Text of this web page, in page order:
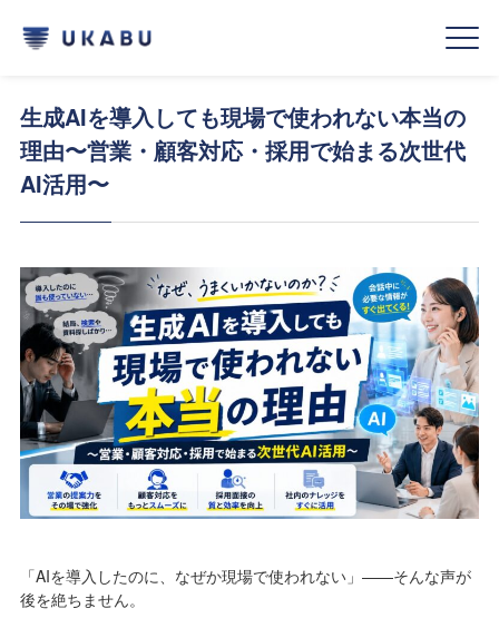
生成AIを導入しても現場で使われない本当の
理由〜営業・顧客対応・採用で始まる次世代
AI活用〜
「AIを導入したのに、なぜか現場で使われない」——そんな声が
後を絶ちません。